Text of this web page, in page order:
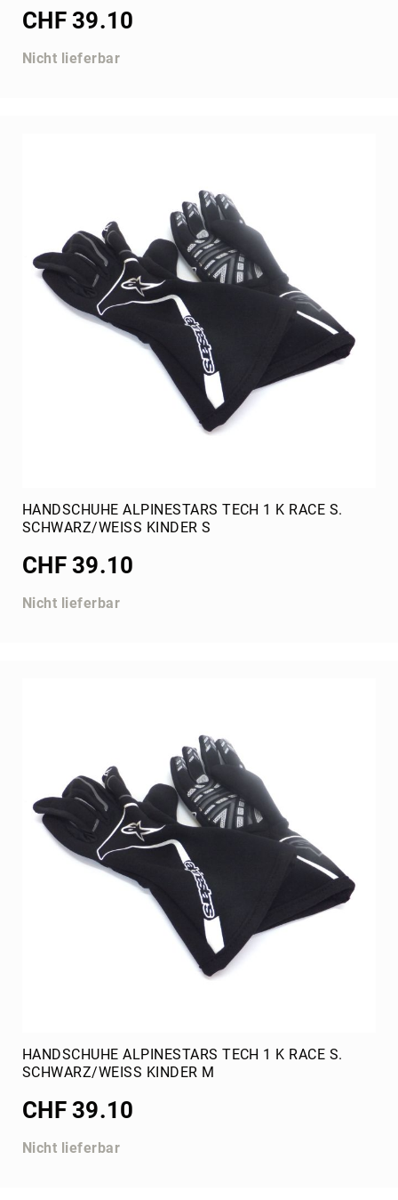
CHF 39.10
Nicht lieferbar
HANDSCHUHE ALPINESTARS TECH 1 K RACE S.
SCHWARZ/WEISS KINDER S
CHF 39.10
Nicht lieferbar
HANDSCHUHE ALPINESTARS TECH 1 K RACE S.
SCHWARZ/WEISS KINDER M
CHF 39.10
Nicht lieferbar